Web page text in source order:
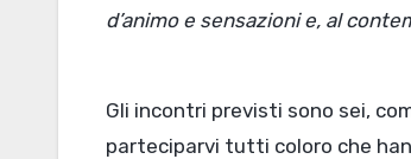
d’animo e sensazioni e, al
Gli incontri previsti sono sei,
parteciparvi tutti coloro che